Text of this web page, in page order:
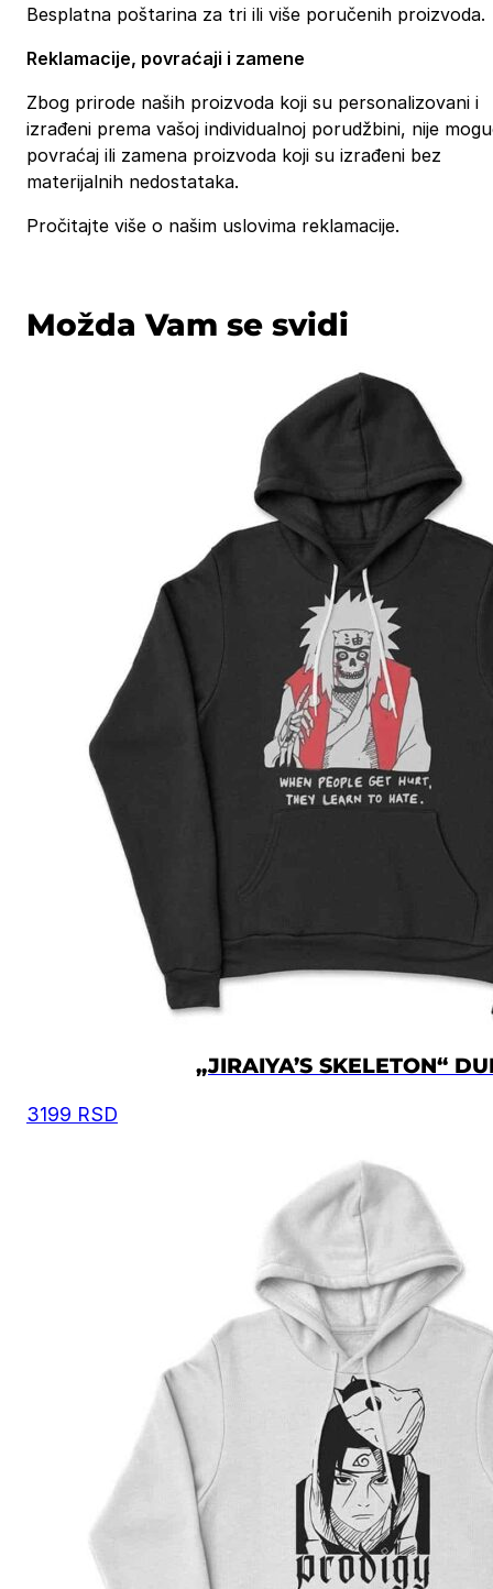
Besplatna poštarina za tri ili više poručenih proizvoda.
Reklamacije, povraćaji i zamene
Zbog prirode naših proizvoda koji su personalizovani i
izrađeni prema vašoj individualnoj porudžbini, nije
povraćaj ili zamena proizvoda koji su izrađeni bez
materijalnih nedostataka.
Pročitajte više o našim uslovima reklamacije.
Možda Vam se svidi
„JIRAIYA’S SKELETON“
3199 RSD